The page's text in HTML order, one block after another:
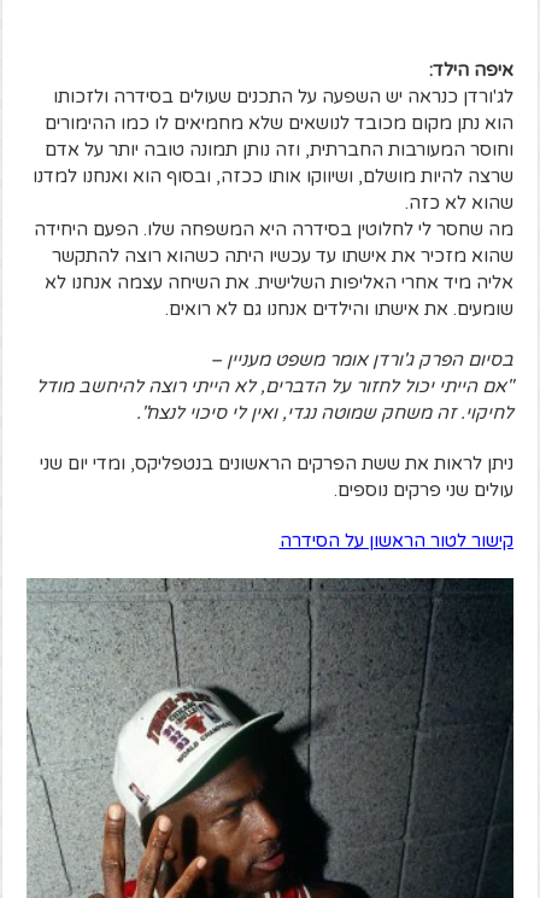
איפה הילד:
לג'ורדן כנראה יש השפעה על התכנים שעולים בסידרה ולזכותו
הוא נתן מקום מכובד לנושאים שלא מחמיאים לו כמו ההימורים
וחוסר המעורבות החברתית, וזה נותן תמונה טובה יותר על אדם
שרצה להיות מושלם, ושיווקו אותו ככזה, ובסוף הוא ואנחנו למדנו
שהוא לא כזה.
מה שחסר לי לחלוטין בסידרה היא המשפחה שלו. הפעם היחידה
שהוא מזכיר את אישתו עד עכשיו היתה כשהוא רוצה להתקשר
אליה מיד אחרי האליפות השלישית. את השיחה עצמה אנחנו לא
שומעים. את אישתו והילדים אנחנו גם לא רואים.
בסיום הפרק ג'ורדן אומר משפט מעניין –
"אם הייתי יכול לחזור על הדברים, לא הייתי רוצה להיחשב מודל
לחיקוי. זה משחק שמוטה נגדי, ואין לי סיכוי לנצח".
ניתן לראות את ששת הפרקים הראשונים בנטפליקס, ומדי יום שני
עולים שני פרקים נוספים.
קישור לטור הראשון על הסידרה